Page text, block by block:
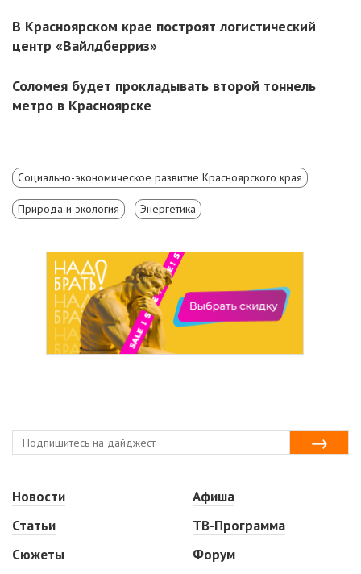
В Красноярском крае построят логистический
центр «Вайлдберриз»
Соломея будет прокладывать второй тоннель
метро в Красноярске
Социально-экономическое развитие Красноярского края
Природа и экология Энергетика
Новости
Статьи
Сюжеты
Афиша
ТВ-Программа
Форум